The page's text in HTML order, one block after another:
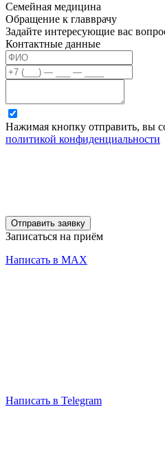
Семейная медицина
Обращение к главврачу
Задайте интересующие вас
Контактные данные
Нажимая кнопку отправить, вы
политикой конфиденциальности
Отправить заявку
Записаться на приём
Написать в MAX
Написать в Telegram